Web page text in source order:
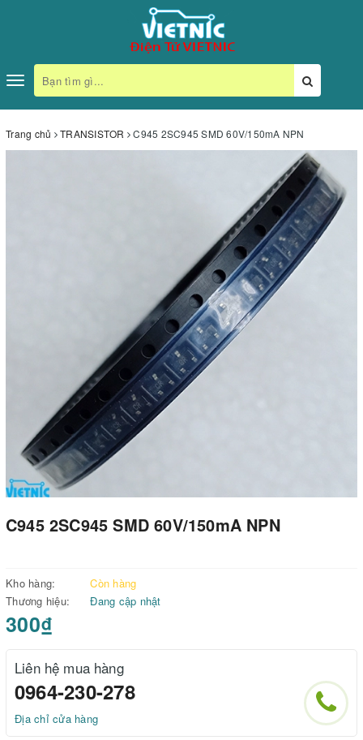
Toggle
navigation
Trang chủ TRANSISTOR C945 2SC945 SMD 60V/150mA NPN
C945 2SC945 SMD 60V/150mA NPN
Kho hàng:
Còn hàng
Thương hiệu:
Đang cập nhật
300₫
Liên hệ mua hàng
0964-230-278
Địa chỉ cửa hàng